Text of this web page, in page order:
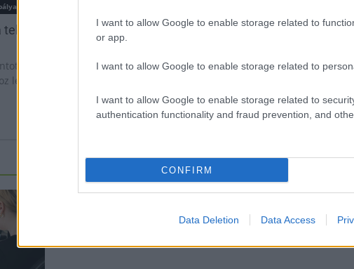
I want to allow Google to enable storage related to
or app.
I want to allow Google to enable storage related to
I want to allow Google to enable storage related to
authentication functionality and fraud prevention, and
CONFIRM
Data Deletion Data Access
új Bicske Kelet
korszerűsít és négy új,
létre az MKIF az M1-es
mérföldköve a